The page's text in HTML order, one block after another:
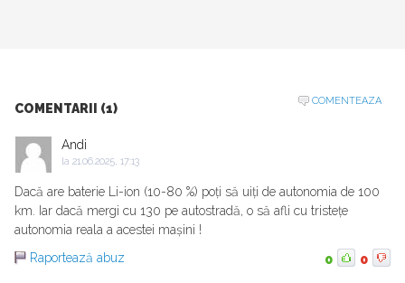
COMENTARII (1)
COMENTEAZA
Andi
la 21.06.2025, 17:13
Dacă are baterie Li-ion (10-80 %) poți să uiți de autonomia de 100
km. Iar dacă mergi cu 130 pe autostradă, o să afli cu tristețe
autonomia reala a acestei mașini !
Raportează abuz
0 0